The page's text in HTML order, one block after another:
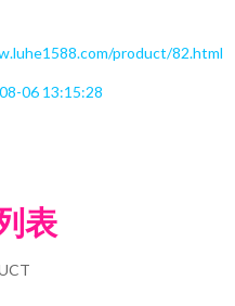
product/82.html
06 13:15:28
表